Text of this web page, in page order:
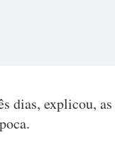
dias, explicou,